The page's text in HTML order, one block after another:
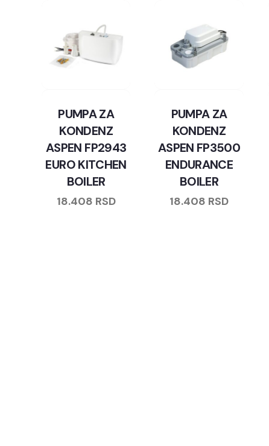
PUMPA ZA
KONDENZ
ASPEN FP2943
EURO KITCHEN
BOILER
18.408 RSD
PUMPA ZA
KONDENZ
ASPEN FP3500
ENDURANCE
BOILER
18.408 RSD